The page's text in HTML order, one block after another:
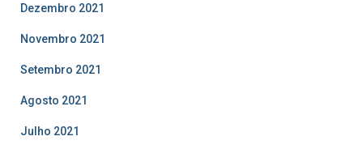
Dezembro 2021
Novembro 2021
Setembro 2021
Agosto 2021
Julho 2021